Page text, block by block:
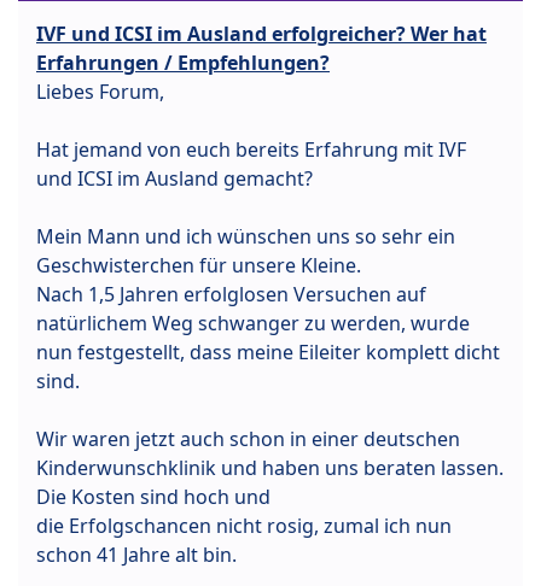
IVF und ICSI im Ausland erfolgreicher? Wer hat
Erfahrungen / Empfehlungen?
Liebes Forum,
Hat jemand von euch bereits Erfahrung mit IVF
und ICSI im Ausland gemacht?
Mein Mann und ich wünschen uns so sehr ein
Geschwisterchen für unsere Kleine.
Nach 1,5 Jahren erfolglosen Versuchen auf
natürlichem Weg schwanger zu werden, wurde
nun festgestellt, dass meine Eileiter komplett dicht
sind.
Wir waren jetzt auch schon in einer deutschen
Kinderwunschklinik und haben uns beraten lassen.
Die Kosten sind hoch und
die Erfolgschancen nicht rosig, zumal ich nun
schon 41 Jahre alt bin.